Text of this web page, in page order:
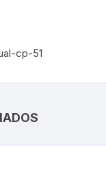
cp-51